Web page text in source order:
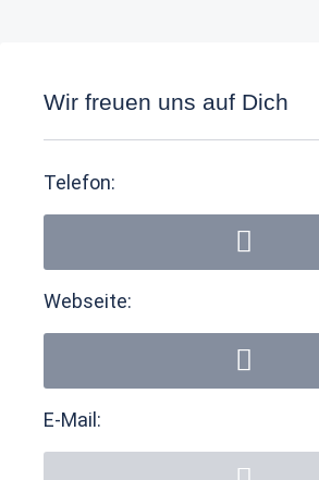
Wir freuen uns auf Dich
Telefon:
Webseite:
E-Mail: